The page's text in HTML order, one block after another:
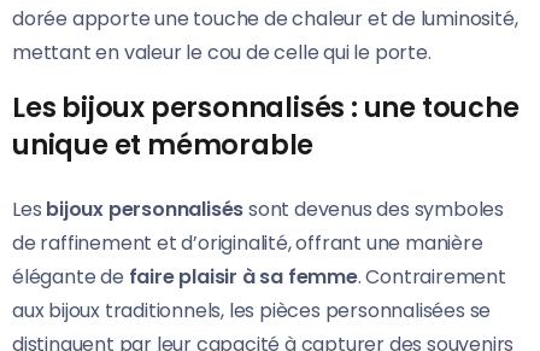
dorée apporte une touche de chaleur et de luminosité,
mettant en valeur le cou de celle qui le porte.
Les bijoux personnalisés : une touche
unique et mémorable
Les bijoux personnaliséssont devenus des symboles
de raffinement et d’originalité, offrant une manière
élégante de faire plaisir à sa femme. Contrairement
aux bijoux traditionnels, les pièces personnalisées se
distinguent par leur capacité à capturer des souvenirs